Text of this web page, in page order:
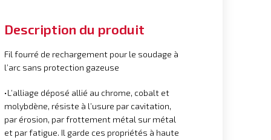
Description du produit
Fil fourré de rechargement pour le soudage à
l’arc sans protection gazeuse
•L’alliage déposé allié au chrome, cobalt et
molybdène, résiste à l’usure par cavitation,
par érosion, par frottement métal sur métal
et par fatigue. Il garde ces propriétés à haute